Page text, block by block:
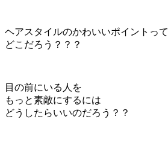
ヘアスタイルのかわいいポイントって
どこだろう？？？
目の前にいる人を
もっと素敵にするには
どうしたらいいのだろう？？